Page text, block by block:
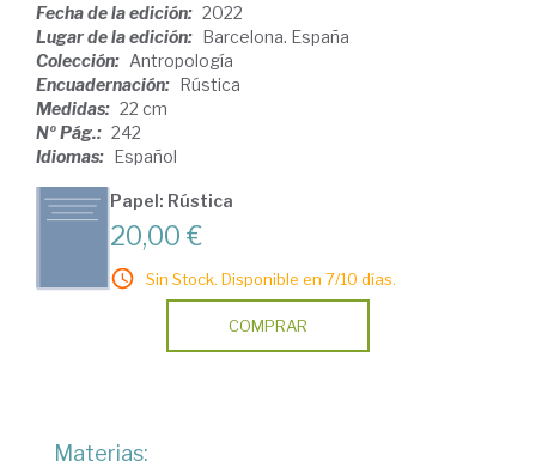
Fecha de la edición: 2022
Lugar de la edición: Barcelona. España
Colección: Antropología
Encuadernación: Rústica
Medidas: 22 cm
Nº Pág.: 242
Idiomas: Español
Papel: Rústica
20,00 €
Sin Stock. Disponible en 7/10 días.
COMPRAR
Materias: